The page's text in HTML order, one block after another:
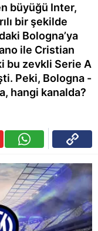
büyüğü Inter,
bir şekilde
Bologna’ya
ile Cristian
bu zevkli Serie A
Peki, Bologna -
hangi kanalda?